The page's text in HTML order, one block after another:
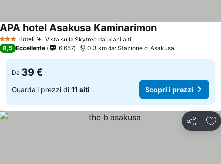
3 StelleHotel Vista sulla Skytree dai piani alti
APA hotel Asakusa Kaminarimon
8,5 Eccellente 6.657 0.3 km da: Stazione di Asakusa
Da 39 €
Guarda i prezzi di 11 siti Scopri i prezzi
Condividi